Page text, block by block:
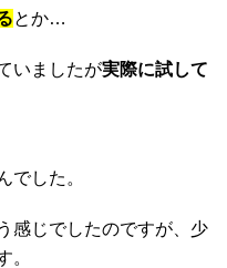
とか…
いましたが実際に試して
でした。
感じでしたのですが、少
。